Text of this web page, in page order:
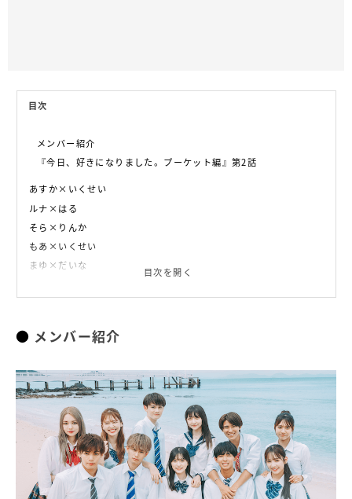
目次
メンバー紹介
『今日、好きになりました。プーケット編』第2話
あすか×いくせい
ルナ×はる
そら×りんか
もあ×いくせい
まゆ×だいな
目次を開く
メンバー紹介